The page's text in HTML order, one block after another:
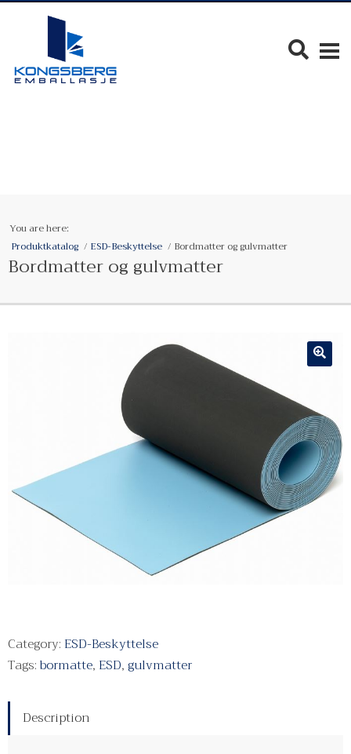
You are here:
Produktkatalog
ESD-Beskyttelse Bordmatter og gulvmatter
Bordmatter og gulvmatter
Category:ESD-Beskyttelse
Tags:bormatte,ESD,gulvmatter
Description